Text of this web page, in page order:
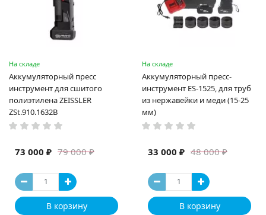
На складе
Аккумуляторный пресс
инструмент для сшитого
полиэтилена ZEISSLER
ZSt.910.1632B
79 000 ₽
73 000 ₽
В корзину
На складе
Аккумуляторный пресс-
инструмент ES-1525, для труб
из нержавейки и меди (15-25
мм)
48 000 ₽
33 000 ₽
В корзину